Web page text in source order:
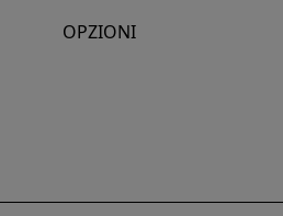
OPZIONI